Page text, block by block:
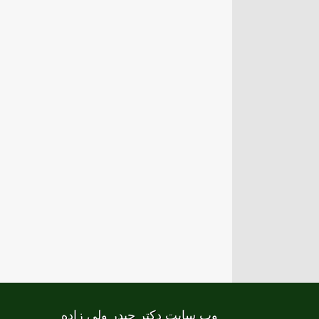
وب سایت دکتر حیدر ولی زاده